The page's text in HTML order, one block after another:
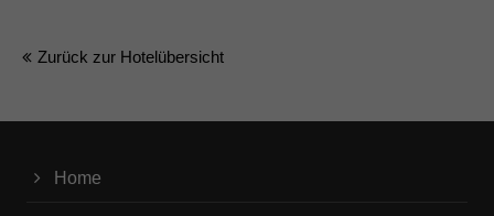
Zurück zur Hotelübersicht
Home